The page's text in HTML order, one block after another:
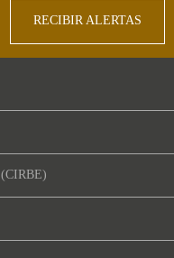
RECIBIR ALERTAS